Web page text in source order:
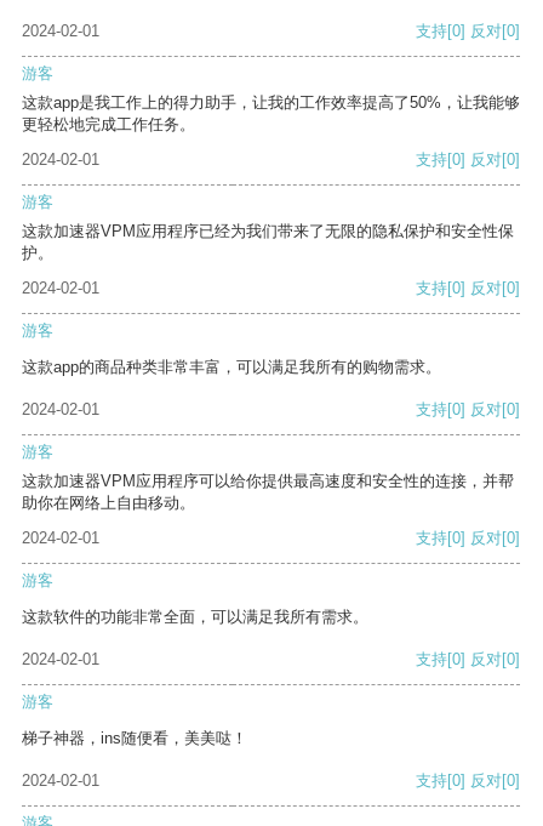
2024-02-01 支持[0] 反对[0]
游客
这款app是我工作上的得力助手，让我的工作效率提高了50%，让我能够
更轻松地完成工作任务。
2024-02-01
支持[0] 反对[0]
游客
这款加速器VPM应用程序已经为我们带来了无限的隐私保护和安全性保
护。
2024-02-01
支持[0] 反对[0]
游客
这款app的商品种类非常丰富，可以满足我所有的购物需求。
2024-02-01 支持[0] 反对[0]
游客
这款加速器VPM应用程序可以给你提供最高速度和安全性的连接，并帮
助你在网络上自由移动。
2024-02-01
支持[0] 反对[0]
游客
这款软件的功能非常全面，可以满足我所有需求。
2024-02-01 支持[0] 反对[0]
游客
梯子神器，ins随便看，美美哒！
2024-02-01 支持[0] 反对[0]